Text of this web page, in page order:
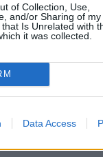
of Collection, Use,
and/or Sharing of my
Is Unrelated with
it was collected.
Data Access
de bien-être,
méditer, lire
de tranquillité.
pleinement
:
ou les sons